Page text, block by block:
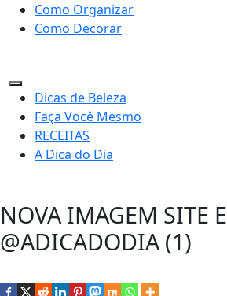
Como Organizar
Como Decorar
Dicas de Beleza
Faça Você Mesmo
RECEITAS
A Dica do Dia
NOVA IMAGEM SITE E
@ADICADODIA (1)